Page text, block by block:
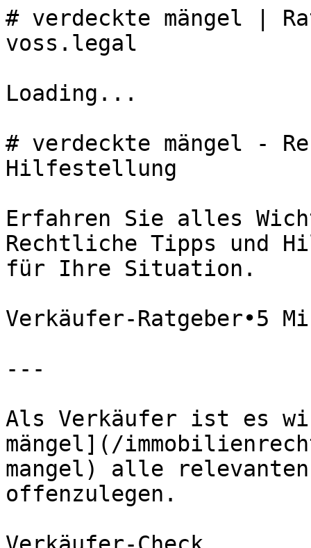
# verdeckte mängel |
voss.legal
Loading...
# verdeckte mängel -
Hilfestellung
Erfahren Sie alles
Rechtliche Tipps und
für Ihre Situation.
Verkäufer-Ratgeber•5
---
Als Verkäufer ist es
mängel](/
mangel) alle
offenzulegen.